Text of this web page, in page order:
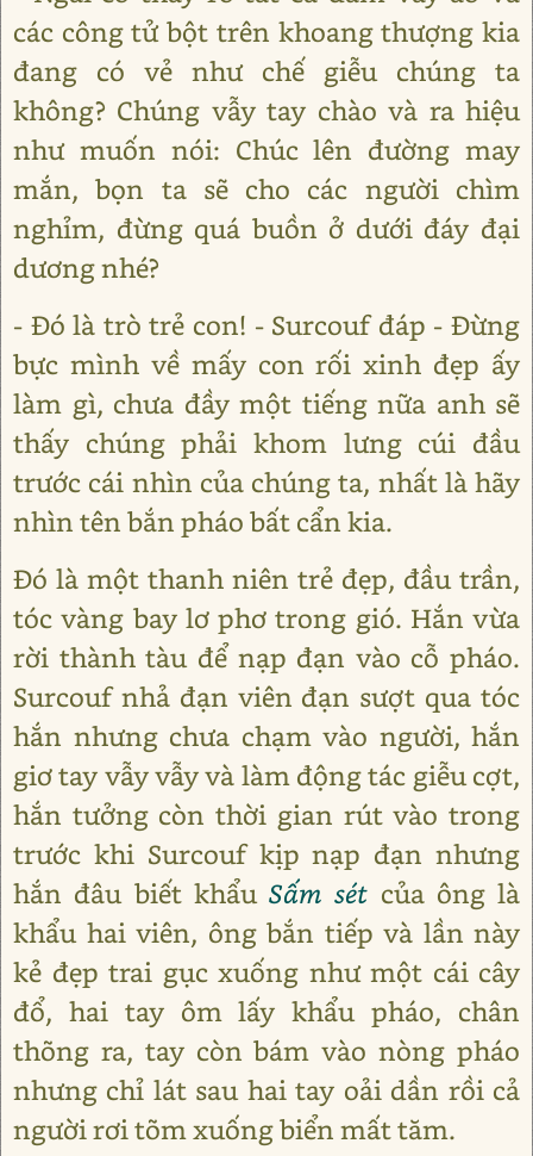
các công tử bột trên khoang thượng kia
đang có vẻ như chế giễu chúng ta
không? Chúng vẫy tay chào và ra hiệu
như muốn nói: Chúc lên đường may
mắn, bọn ta sẽ cho các người chìm
nghỉm, đừng quá buồn ở dưới đáy đại
dương nhé?
- Đó là trò trẻ con! - Surcouf đáp - Đừng
bực mình về mấy con rối xinh đẹp ấy
làm gì, chưa đầy một tiếng nữa anh sẽ
thấy chúng phải khom lưng cúi đầu
trước cái nhìn của chúng ta, nhất là hãy
nhìn tên bắn pháo bất cẩn kia.
Đó là một thanh niên trẻ đẹp, đầu trần,
tóc vàng bay lơ phơ trong gió. Hắn vừa
rời thành tàu để nạp đạn vào cỗ pháo.
Surcouf nhả đạn viên đạn sượt qua tóc
hắn nhưng chưa chạm vào người, hắn
giơ tay vẫy vẫy và làm động tác giễu cợt,
hắn tưởng còn thời gian rút vào trong
trước khi Surcouf kịp nạp đạn nhưng
hắn đâu biết khẩu Sấm sét của ông là
khẩu hai viên, ông bắn tiếp và lần này
kẻ đẹp trai gục xuống như một cái cây
đổ, hai tay ôm lấy khẩu pháo, chân
thõng ra, tay còn bám vào nòng pháo
nhưng chỉ lát sau hai tay oải dần rồi cả
người rơi tõm xuống biển mất tăm.